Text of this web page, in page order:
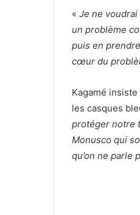
« Je ne voudrai
un problème
puis en
cœur du
Kagamé
les casques
protéger notre
Monusco qui
qu’on ne parle